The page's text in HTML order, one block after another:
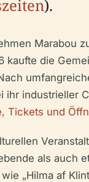
).
Marabou
die
industrieller
Tickets und
als auch
„Hilma af